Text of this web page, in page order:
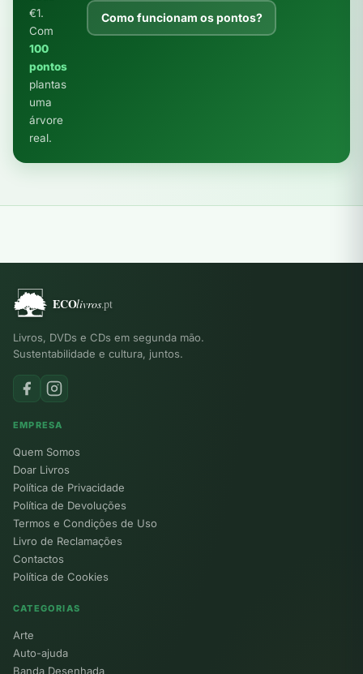
€1.
Com
100
pontos
plantas
uma
árvore
real.
Como funcionam os pontos?
Livros, DVDs e CDs em segunda mão.
Sustentabilidade e cultura, juntos.
EMPRESA
Quem Somos
Doar Livros
Política de Privacidade
Política de Devoluções
Termos e Condições de Uso
Livro de Reclamações
Contactos
Política de Cookies
CATEGORIAS
Arte
Auto-ajuda
Banda Desenhada